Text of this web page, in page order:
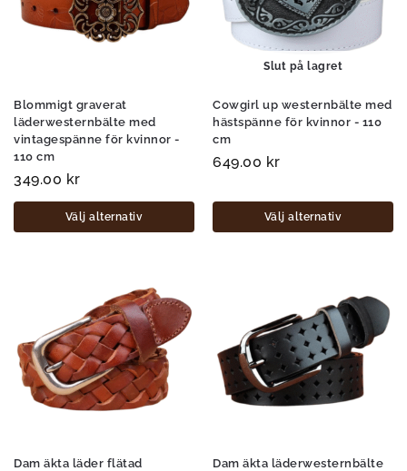
Blommigt graverat
läderwesternbälte med
vintagespänne för kvinnor -
110 cm
349.00 kr
Välj alternativ
Slut på lagret
Cowgirl up westernbälte med
hästspänne för kvinnor - 110
cm
649.00 kr
Välj alternativ
Dam äkta läder flätad
Dam äkta läderwesternbälte